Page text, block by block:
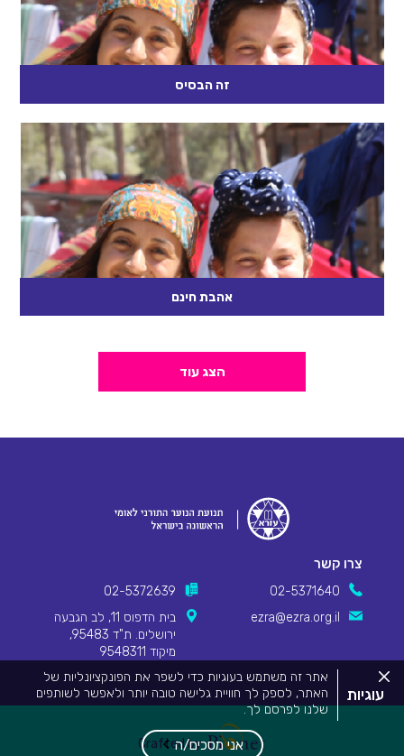
עוגיות
אתר זה משתמש בעוגיות כדי לשפר את הפונקציונליות של
האתר, לספק לך חוויית גלישה טובה יותר ולאפשר לשותפים
שלנו לפרסם לך.
מידע המפרט על השימוש בעוגיות באתר זה וכיצד ניתן לדחות
אותם, ניתן לצפותבמדיניות העוגיות שלנו
אני מסכים/ה
סגור
את
מדיניות
זה הבסיס
זה הבסיס מטרת הפעולה: החניכים ירגישו כי דרך ארץ היא דבר
בסיסי שיש לכל אדם. מבנה הפעולה: א. דרך ארץ טבועה באדם
ב. מהי דרך...
קרא עוד
אהבת חינם
החניכים ילמדו על הבסיס העומד מאחורי אהבת חינם מבנה
הפעולה: א. הצפה ב. עיבוד ג. הטובים שלנו ד. סיכום מהלך
הצג עוד
צרו קשר
02-5371640
02-5372639
ezra@ezra.org.il
בית הדפוס 11, לב הגבעה
ירושלים. ת"ד 95483,
מיקוד 9548311
Crafted by
Pionet Logo